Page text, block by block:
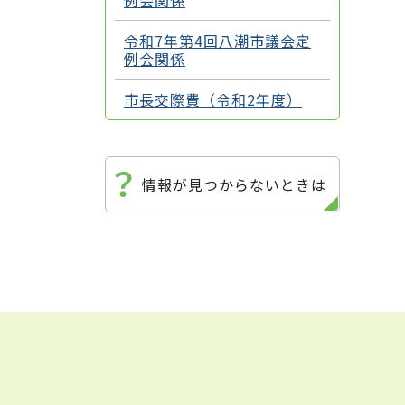
令和7年第4回八潮市議会定
例会関係
市長交際費（令和2年度）
情報が見つからないときは